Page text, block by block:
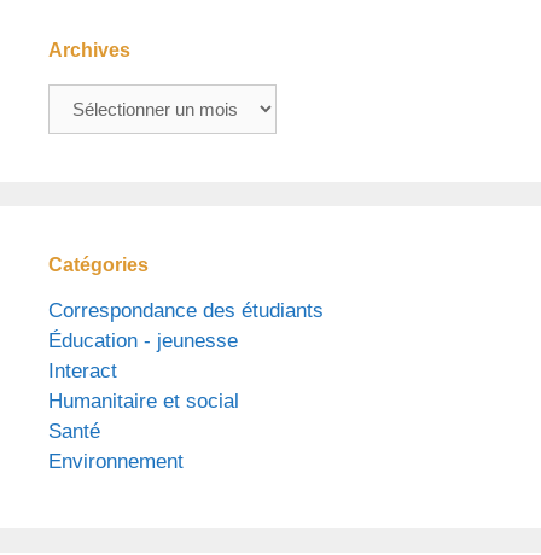
Archives
Archives
Catégories
Correspondance des étudiants
Éducation - jeunesse
Interact
Humanitaire et social
Santé
Environnement